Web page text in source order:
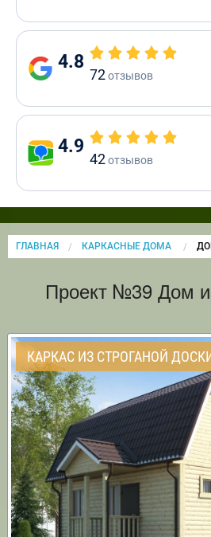
4.8
72отзывов
4.9
42отзывов
ГЛАВНАЯ КАРКАСНЫЕ ДОМА
Проект №39 Дом
КАРКАС ИЗ СТРОГАНОЙ